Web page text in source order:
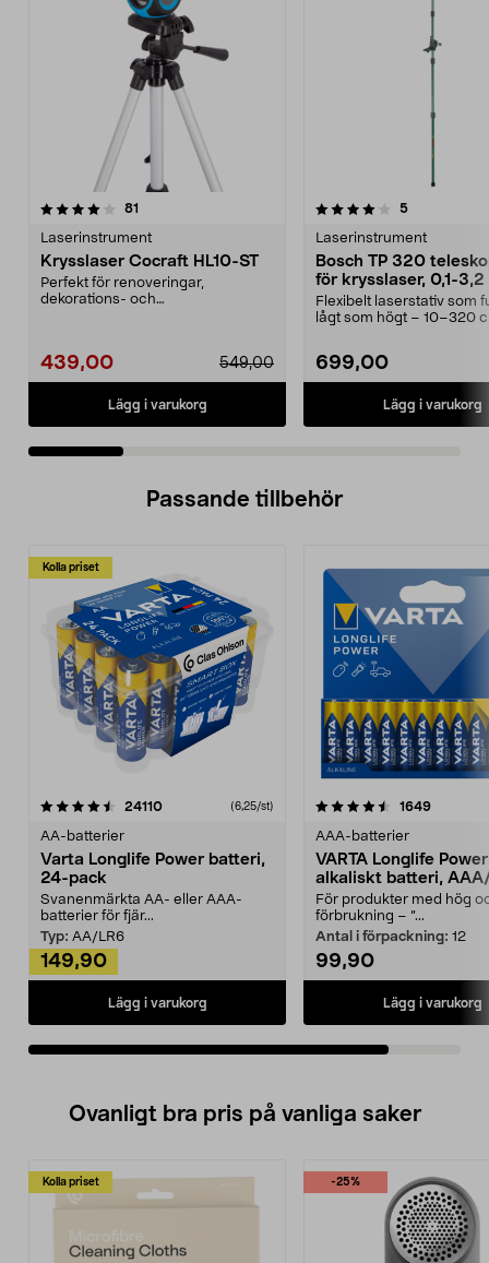
81
Laserinstrument
Krysslaser Cocraft HL10-ST
Perfekt för renoveringar,
dekorations- och
439,00 549,00
Lägg i varukorg
4.0 av 5 stjärnor 5recensioner
Laserinstrument
Bosch TP 320
för krysslaser, 0,1-3,2
Flexibelt laserstativ som
lågt som högt – 10–320
699,00
Lägg i varukorg
4.5 av 5 stjärnor
Passande tillbehör
Kolla priset
24110recensioner(6,25/st)
AA-batterier
Varta Longlife Power batteri,
24-pack
Svanenmärkta AA- eller AAA-
batterier för fjär...
Typ: AA/LR6
149,90
Lägg i varukorg
4.5av 5 stjärnor 1649
AAA-batterier
VARTA Longlife Power
alkaliskt batteri,
För produkter med hög
förbrukning – ”...
Antal i förpackning: 12
99,90
Lägg i varukorg
Ovanligt bra pris på vanliga saker
Kolla priset -25%